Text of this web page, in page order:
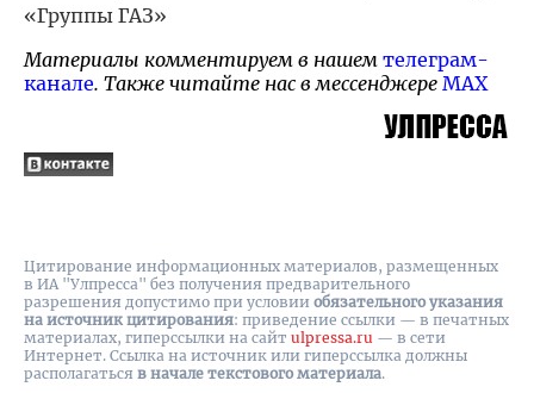
«Группы ГАЗ»
Материалы комментируем в нашем телеграм-
канале. Также читайте нас в мессенджере MAX
Цитирование информационных материалов, размещенных
в ИА "Улпресса" без получения предварительного
разрешения допустимо при условии обязательного указания
на источник цитирования: приведение ссылки — в печатных
материалах, гиперссылки на cайт ulpressa.ru — в сети
Интернет. Ссылка на источник или гиперссылка должны
располагаться в начале текстового материала.